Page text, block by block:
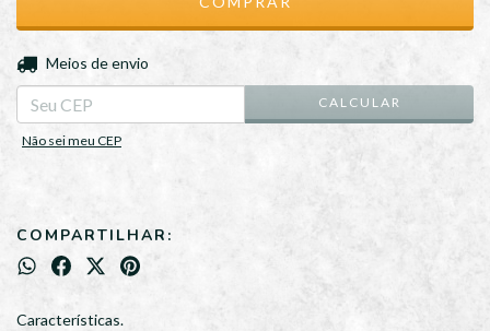
Entregas para o CEP:
Meios de envio
CALCULAR
Não sei meu CEP
COMPARTILHAR:
Características.